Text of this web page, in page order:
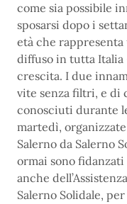
come sia possibile
sposarsi dopo i
età che
diffuso in tutta Italia
crescita. I due
vite senza filtri, e di
conosciuti durante
martedì,
Salerno da Salerno
ormai sono
anche
Salerno Solidale,